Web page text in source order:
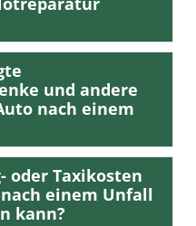
und andere
nach einem
oder Taxikosten
einem Unfall
kann?